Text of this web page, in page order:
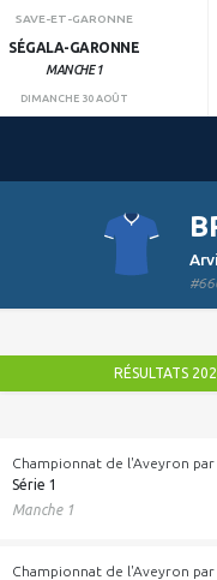
SAVE-ET-GARONNE
SÉGALA-GARONNE
MANCHE 1
DIMANCHE 30 AOÛT
RÉSULTATS
Championnat de l'Aveyron
Série 1
Manche 1
Championnat de l'Aveyron